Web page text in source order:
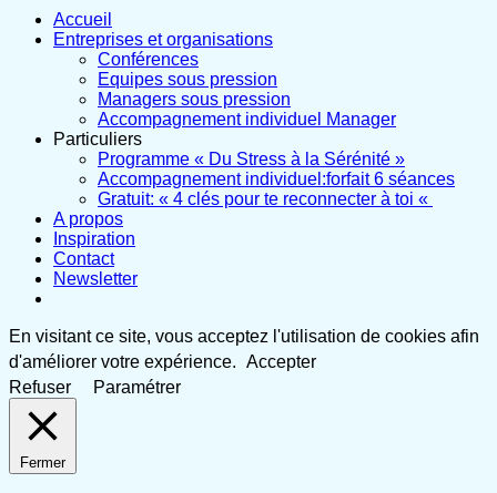
Accueil
Entreprises et organisations
Conférences
Equipes sous pression
Managers sous pression
Accompagnement individuel Manager
Particuliers
Programme « Du Stress à la Sérénité »
Accompagnement individuel:forfait 6 séances
Gratuit: « 4 clés pour te reconnecter à toi «
A propos
Inspiration
Contact
Newsletter
En visitant ce site, vous acceptez l'utilisation de cookies afin
d'améliorer votre expérience. Accepter
Refuser
Paramétrer
Fermer